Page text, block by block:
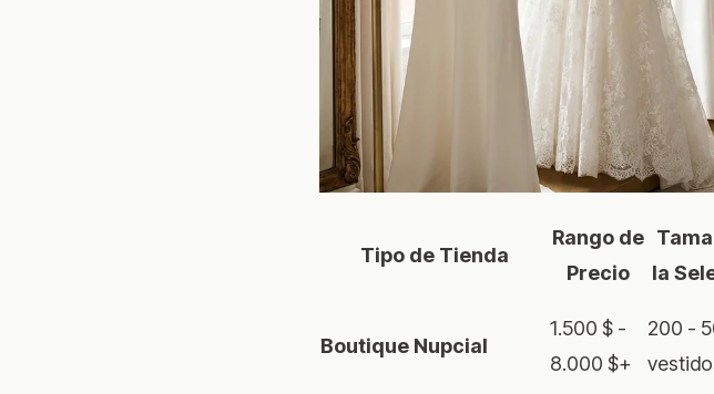
Tipo de Tienda
Rango de
Precio
la
Boutique Nupcial
1.500 $ -
8.000 $+
200 -